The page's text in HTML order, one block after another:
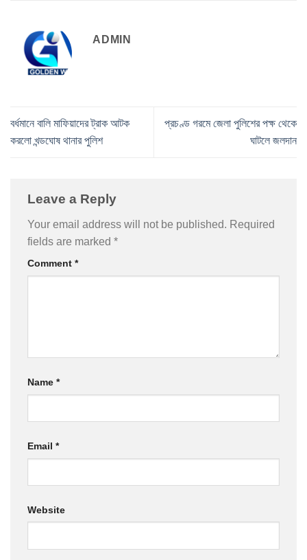
ADMIN
বর্ধমানে বালি মাফিয়াদের ট্রাক আটক
করলো খন্ডঘোষ থানার পুলিশ
প্রচণ্ড গরমে জেলা পুলিশের পক্ষ থেকে
ঘাটলে জলদান
Leave a Reply
Your email address will not be published. Required
fields are marked *
Comment *
Name *
Email *
Website